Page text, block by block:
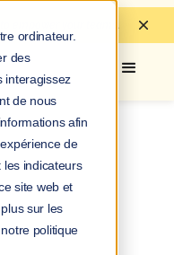
ordinateur.
des
interagissez
de nous
afin
de
les indicateurs
site web et
sur les
politique
empower your teams.